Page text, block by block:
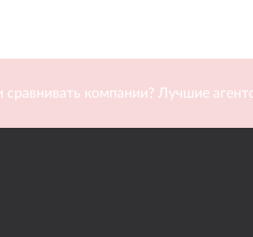
сравнивать компании? Лучшие